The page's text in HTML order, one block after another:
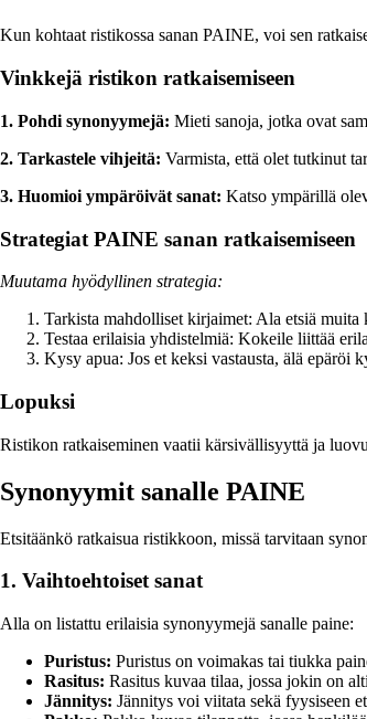
Kun kohtaat ristikossa sanan PAINE, voi sen
Vinkkejä ristikon ratkaisemiseen
1. Pohdi synonyymejä: Mieti sanoja, jotka ovat
2. Tarkastele vihjeitä: Varmista, että olet tutkinut
3. Huomioi ympäröivät sanat: Katso ympärillä
Strategiat PAINE sanan ratkaisemiseen
Muutama hyödyllinen strategia:
Tarkista mahdolliset kirjaimet: Ala etsiä
Testaa erilaisia yhdistelmiä: Kokeile liittää
Kysy apua: Jos et keksi vastausta, älä epäröi
Lopuksi
Ristikon ratkaiseminen vaatii kärsivällisyyttä ja
Synonyymit sanalle PAINE
Etsitäänkö ratkaisua ristikkoon, missä tarvitaan
1. Vaihtoehtoiset sanat
Alla on listattu erilaisia synonyymejä sanalle paine:
Puristus: Puristus on voimakas tai tiukka
Rasitus: Rasitus kuvaa tilaa, jossa jokin on
Jännitys: Jännitys voi viitata sekä fyysiseen